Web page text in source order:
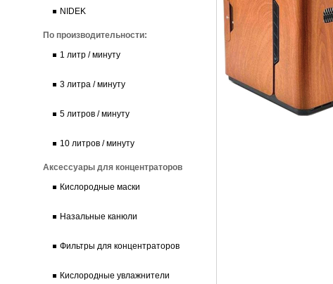
NIDEK
По производительности:
1 литр / минуту
3 литра / минуту
5 литров / минуту
10 литров / минуту
Аксессуары для концентраторов
Кислородные маски
Назальные канюли
Фильтры для концентраторов
Кислородные увлажнители